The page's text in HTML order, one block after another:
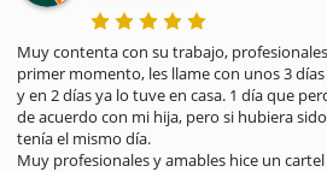
He recibido hoy mi pedido y estoy
profesionalidad, amabilidad y el saber
encantadores y muy atentos, la
impecable y muy bonita, verdaderamente
amor. Seguro que si tengo otro evento será
primeros que confíe. Muchas gracias por